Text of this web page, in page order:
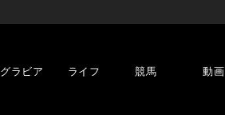
グラビア ライフ 競馬 動画